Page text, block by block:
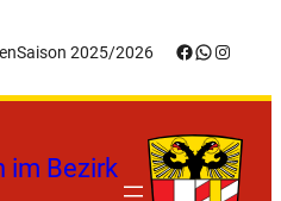
Saison 2025/2026 Facebook
WhatsApp
im Bezirk